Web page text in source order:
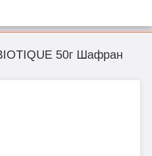
50г Шафран